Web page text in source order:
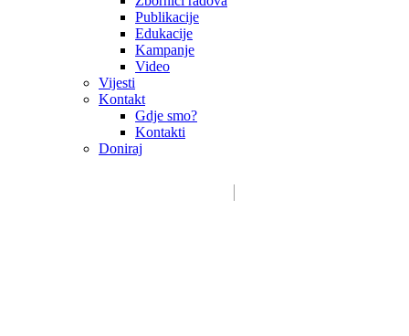
Publikacije
Edukacije
Kampanje
Video
Vijesti
Kontakt
Gdje smo?
Kontakti
Doniraj